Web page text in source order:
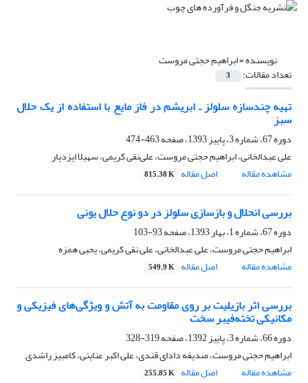
نویسنده =ابراهیم حجتی مروست
تعداد مقالات: 3
تهیه چندسازه سلولز ـ ابریشم در فاز مایع با استفاده از یک حلال
سبز
دوره 67، شماره 3، پاییز 1393، صفحه
463-474
علی عبدالخانی، ابراهیم حجتی مروست، علی‌نقی کریمی، سهیلا ایزدیار
مشاهده مقاله
اصل مقاله 815.38 K
بررسی انحلال و بازسازی سلولز در دو نوع حلال یونی
دوره 67، شماره 1، بهار 1393، صفحه
93-103
ابراهیم حجتی مروست، علی عبدالخانی، علی نقی کریمی، یحیی همزه
مشاهده مقاله
اصل مقاله 549.9 K
بررسی اثر بازیلیت بر روی مقاومت به آتش و ویژگی‌‌‌های فیزیکی و
مکانیکی تخته‌فیبر سخت
دوره 66، شماره 3، پاییز 1392، صفحه
319-328
ابراهیم حجتی مروست، صدیقه دادای قندی، علی اکبر عنایتی، کامبیز راشدی
مشاهده مقاله
اصل مقاله 255.85 K